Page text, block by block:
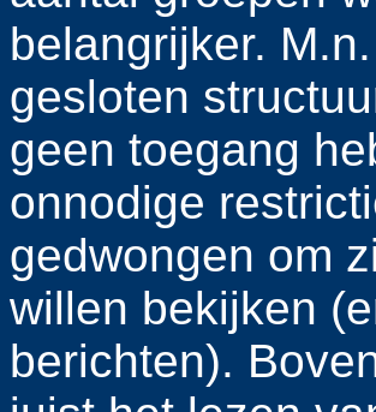
belangrijker.
gesloten
geen toegang
onnodige
gedwongen om
willen bekijken
berichten).